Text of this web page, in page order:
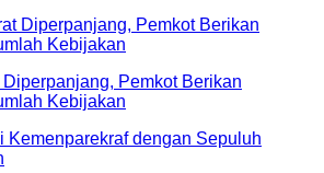
Pemkot Berikan
Kebijakan